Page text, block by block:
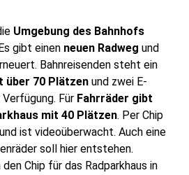
Umgebung des Bahnhofs
gibt einen neuen Radweg und
Bahnreisenden steht ein
über 70 Plätzen und zwei E-
Für Fahrräder gibt
mit 40 Plätzen. Per Chip
ist videoüberwacht. Auch eine
soll hier entstehen.
Chip für das Radparkhaus in